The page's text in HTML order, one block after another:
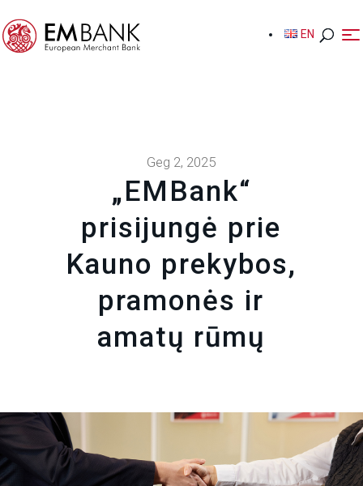
EN
EN
Geg 2, 2025
„EMBank“
prisijungė prie
Kauno prekybos,
pramonės ir
amatų rūmų